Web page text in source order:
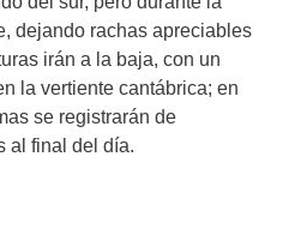
dejando rachas apreciables
irán a la baja, con un
la vertiente cantábrica; en
se registrarán de
al final del día.